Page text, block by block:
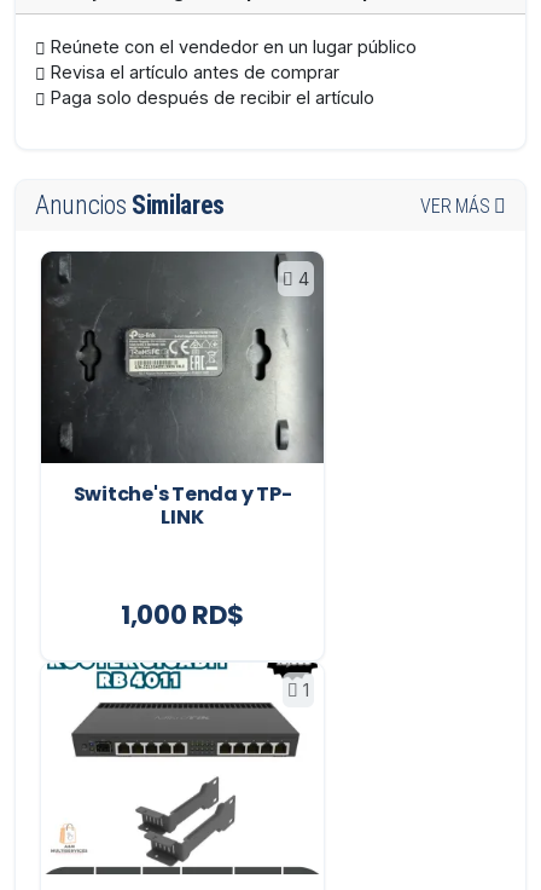
Reúnete con el vendedor en un lugar público
Revisa el artículo antes de comprar
Paga solo después de recibir el artículo
Anuncios Similares VER MÁS
4
Switche's Tenda y TP-
LINK
1,000 RD$
1